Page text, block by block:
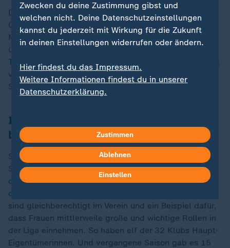
Durch das Trio bleiben die Colts im Familienbesitz. Ihr
Großvater, Robert Irsay, hatte den Verein 1972 für 19
Millionen Dollar gekauft. Nach dessen Tod 1997
übernahm Vater Jim und machte Indianapolis zu einer
Top-NFL-Adresse. 2007 gewannen die Colts, angeführt
von Quarterback-Star Peyton Manning, erstmals den
Super Bowl.
Immer mehr Frauen in wichtigen Rollen
bei NFL-Klubs
Seit Anfang Juni haben nun die Töchter im Klub das
Sagen. Am sichtbarsten ist Carlie. Sie steht während
der Spiele schon mal mit Stift und Notizblock neben
dem Trainerstab an der Seitenlinie. Die Schwestern
sind gleichberechtigt im Verein und ein Beispiel dafür,
dass Frauen mittlerweile große und wichtige Rollen in
der Liga einnehmen. So haben elf der 32 Klubs Haupt-
Eigentümerinnen. Und vergangene Saison gab es 15
Zwecken du deine Zustimmung gibst und
welchen nicht. Deine Datenschutzeinstellungen
kannst du jederzeit mit Wirkung für die Zukunft
in deinen Einstellungen widerrufen oder ändern.
Hier findest du das Impressum.
Weitere Informationen findest du in unserer
Datenschutzerklärung.
Zustimmen
Ablehnen
Einstellen